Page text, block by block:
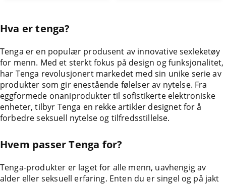
Hva er tenga?
Tenga er en populær produsent av innovative sexleketøy
for menn. Med et sterkt fokus på design og funksjonalitet,
har Tenga revolusjonert markedet med sin unike serie av
produkter som gir enestående følelser av nytelse. Fra
eggformede onaniprodukter til sofistikerte elektroniske
enheter, tilbyr Tenga en rekke artikler designet for å
forbedre seksuell nytelse og tilfredsstillelse.
Hvem passer Tenga for?
Tenga-produkter er laget for alle menn, uavhengig av
alder eller seksuell erfaring. Enten du er singel og på jakt